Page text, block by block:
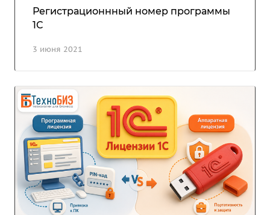
3 июня 2021
Регистрационнный номер программы
1С